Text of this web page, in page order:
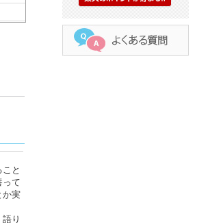
と
って
か実
り